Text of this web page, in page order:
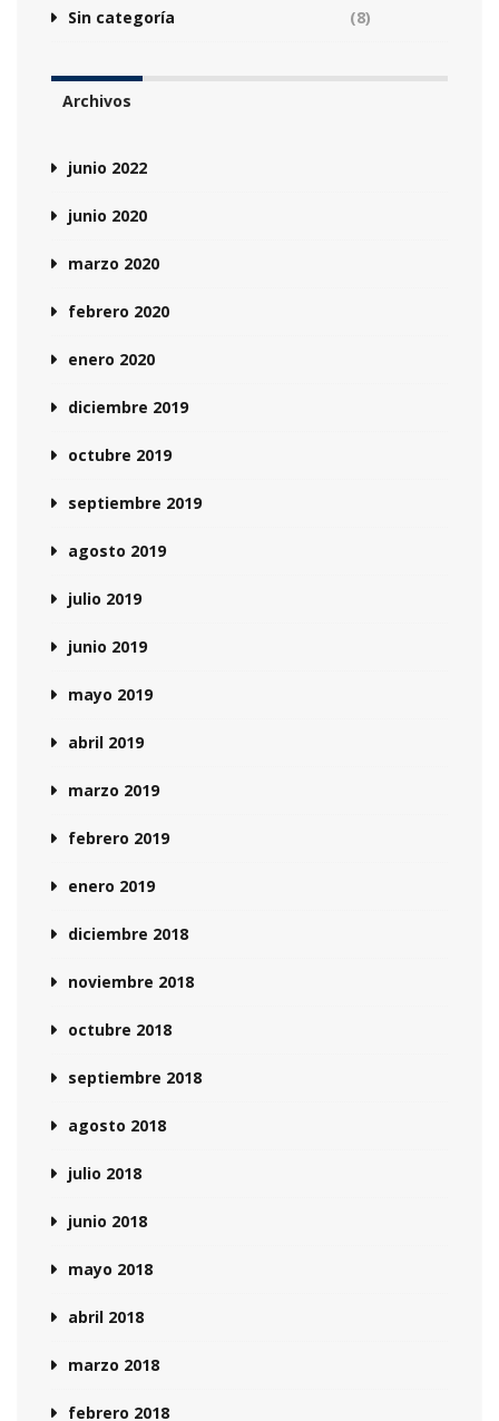
Sin categoría (8)
Archivos
junio 2022
junio 2020
marzo 2020
febrero 2020
enero 2020
diciembre 2019
octubre 2019
septiembre 2019
agosto 2019
julio 2019
junio 2019
mayo 2019
abril 2019
marzo 2019
febrero 2019
enero 2019
diciembre 2018
noviembre 2018
octubre 2018
septiembre 2018
agosto 2018
julio 2018
junio 2018
mayo 2018
abril 2018
marzo 2018
febrero 2018